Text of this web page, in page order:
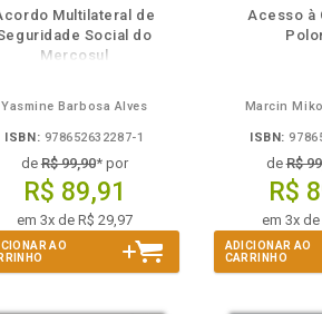
disponível
em
eBook
Disponível
na
B.V.
páginas
Multilateral de
Social do
Mercosul
Yasmine Barbosa Alves
ISBN: 978652632287-1
deR$ 99,90* por
R$ 89,91
em 3x de R$ 29,97
AO
em
Acesso à
Marcin
ISBN:
deR$
R$
em 3x
ADICIONAR AO
CARRINHO